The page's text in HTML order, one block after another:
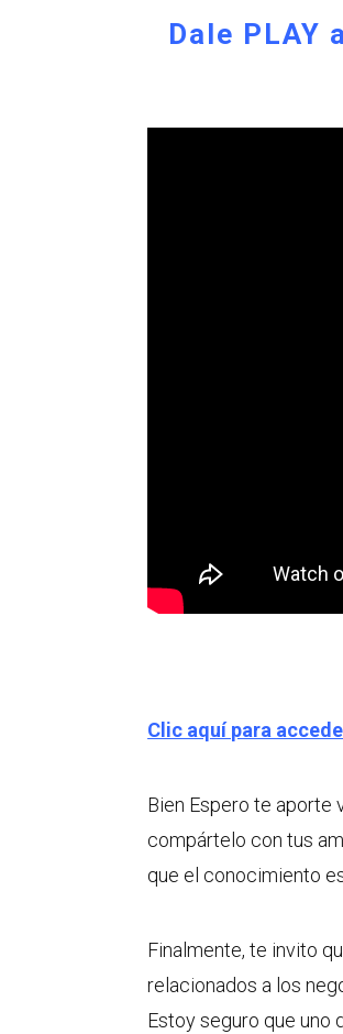
Dale
Clic aquí para
Bien Espero te aporte
compártelo con tus
que el conocimiento
Finalmente, te invito
relacionados a los
Estoy seguro que uno